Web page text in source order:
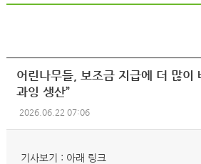
어린나무들, 보조금 지급에 더 많이
과잉 생산”
2026.06.22 07:06
기사보기 : 아래 링크